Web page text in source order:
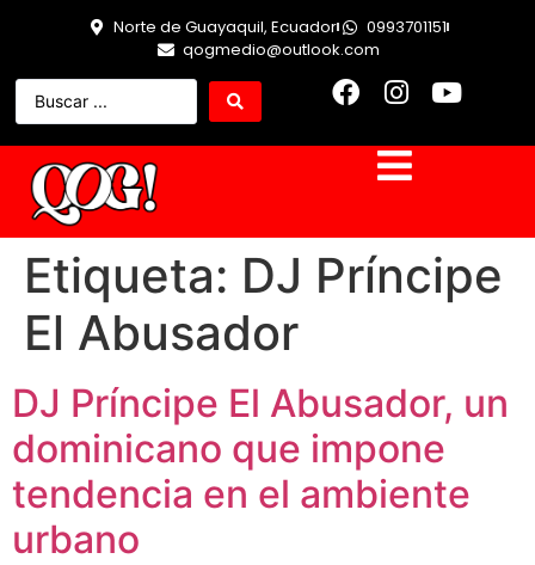
Norte de Guayaquil, Ecuador
0993701151
qogmedio@outlook.com
Etiqueta: DJ Príncipe
El Abusador
DJ Príncipe El Abusador, un
dominicano que impone
tendencia en el ambiente
urbano